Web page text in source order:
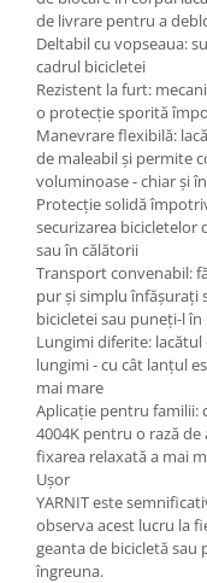
de livrare pentru a
Deltabil cu vopseaua:
cadrul bicicletei
Rezistent la furt:
o protecție sporită
Manevrare flexibilă:
de maleabil și permite
voluminoase - chiar și
Protecție solidă
securizarea bicicletelor
sau în călătorii
Transport convenabil:
pur și simplu înfășurați
bicicletei sau puneți-l
Lungimi diferite:
lungimi - cu cât lanțul
mai mare
Aplicație pentru familii:
4004K pentru o rază
fixarea relaxată a mai
Ușor
YARNIT este
observa acest lucru la
geanta de bicicletă sau
îngreuna.